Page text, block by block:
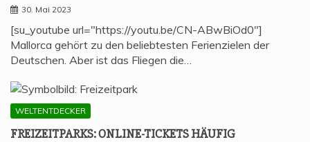
30. Mai 2023
[su_youtube url="https://youtu.be/CN-ABwBiOd0"]
Mallorca gehört zu den beliebtesten Ferienzielen der
Deutschen. Aber ist das Fliegen die…
WELTENTDECKER
FREI­ZEIT­PARKS: ONLINE-TICKETS HÄU­FIG